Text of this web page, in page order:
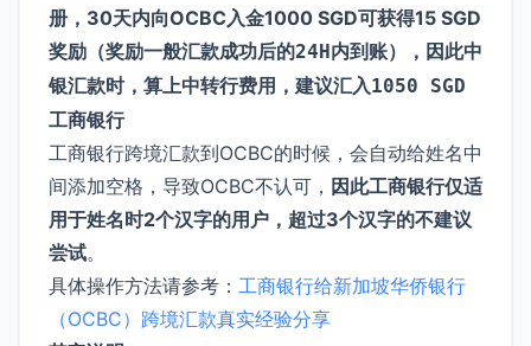
册，30天内向OCBC入金1000 SGD可获得15 SGD
奖励（奖励一般汇款成功后的24H内到账），因此中
银汇款时，算上中转行费用，建议汇入1050 SGD
工商银行
工商银行跨境汇款到OCBC的时候，会自动给姓名中
间添加空格，导致OCBC不认可， 因此工商银行仅适
用于姓名时2个汉字的用户，超过3个汉字的不建议
尝试。
具体操作方法请参考： 工商银行给新加坡华侨银行
（OCBC）跨境汇款真实经验分享